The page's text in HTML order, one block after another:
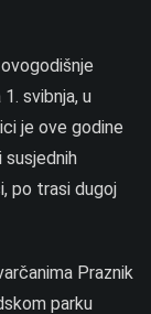
svibnja, u
je ove godine
po trasi dugoj
Praznik
parku